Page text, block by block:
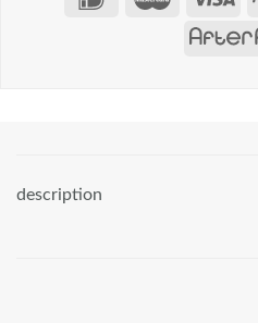
description